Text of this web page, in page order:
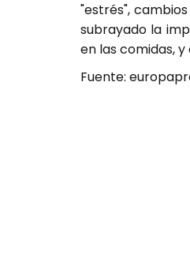
"estrés",
subrayado la
en las comidas,
Fuente: